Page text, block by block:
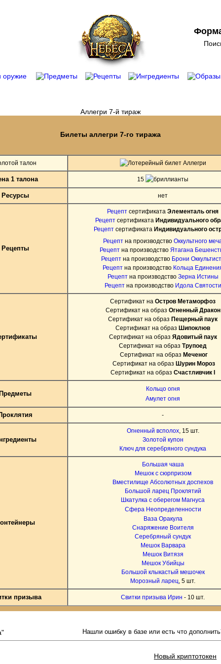
Аллегри 7-й тираж
Билеты аллегри 7-го тиража
талон
1 талона 15
Ресурсы нет
Рецепты
Рецепт сертификата Элементаль огня
Рецепт сертификата Индивидуального
Рецептсертификата Индивидуального
Рецепт на производство Оккультного
Рецептна производство Ятагана
Рецептна производство Брони
Рецепт на производство Кольца
Рецептна производство Зерна Истины
Рецептна производство Идола Святости
Сертификат на Остров Метаморфоз
Сертификат на образ Огненный Дракон
Сертификат на образ Пещерный паук
Сертификат на образ Шипоклюв
Сертификат на образ Ядовитый паук
Сертификат на образ Трупоед
Сертификат на образ Меченог
Сертификат на образ Шурин Мороз
Сертификат на образ Счастливчик I
Кольцо огня
Амулет огня
-
Огненный всполох, 15 шт.
Золотой купон
Ключ для серебряного сундука
Большая чаша
Мешок с сюрпризом
Вместилище Абсолютных доспехов
Большой ларец Проклятий
Шкатулка с оберегом Магнуса
Сфера Неопределенности
Ваза Оракула
Снаряжение Воителя
Серебряный сундук
Мешок Варвара
Мешок Витязя
Мешок Убийцы
Большой клыкастый мешочек
Морозный ларец, 5 шт.
призыва Свитки призыва Ирин - 10 шт.
Нашли ошибку в базе или есть что
Новый криптотокен